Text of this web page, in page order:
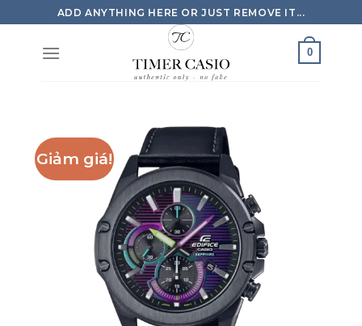
to
content
ADD ANYTHING HERE OR JUST REMOVE IT...
0
Giảm giá!